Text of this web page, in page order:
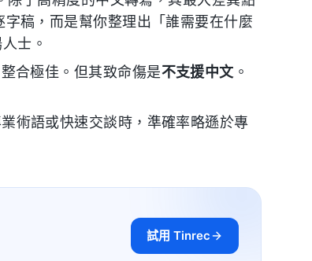
稿，而是幫你整理出「誰需要在什麼
士。
合極佳。但其致命傷是不支援中文。
術語或快速交談時，準確率略遜於專
試用 Tinrec